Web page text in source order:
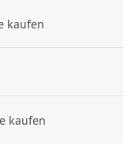
kaufen
kaufen